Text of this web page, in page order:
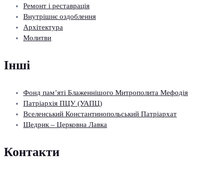
Ремонт і реставрація
Внутрішнє оздоблення
Архітектура
Молитви
Інші
Фонд пам’яті Блаженнішого Митрополита Мефодія
Патріархія ПЦУ (УАПЦ)
Вселенський Константинопольський Патріархат
Щедрик – Церковна Лавка
Контакти